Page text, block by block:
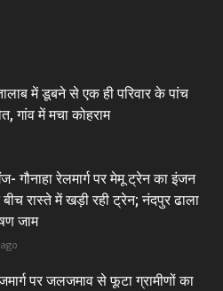
तालाब में डूबने से एक ही परिवार के पांच
गांव में मचा कोहराम
गौनाहा रेलमार्ग पर मेमू ट्रेन का इंजन
रास्ते में खड़ी रही ट्रेन; नंदपुर ढाला
जाम
पर जलजमाव से फूटा ग्रामीणों का